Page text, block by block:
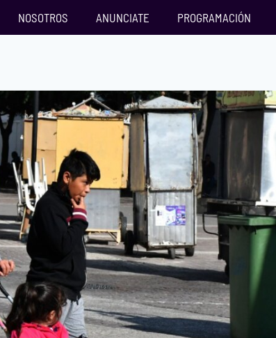
NOSOTROS ANUNCIATE PROGRAMACIÓN